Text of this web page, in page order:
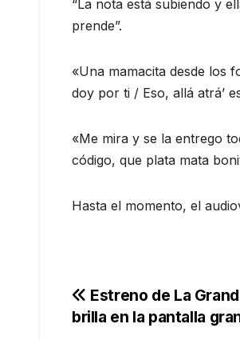
“La nota está subiendo y
prende”.
«Una mamacita desde los
doy por ti / Eso, allá atrá’
«Me mira y se la entrego
código, que plata mata
Hasta el momento, el
Navegación
Estreno de La
brilla en la pantalla